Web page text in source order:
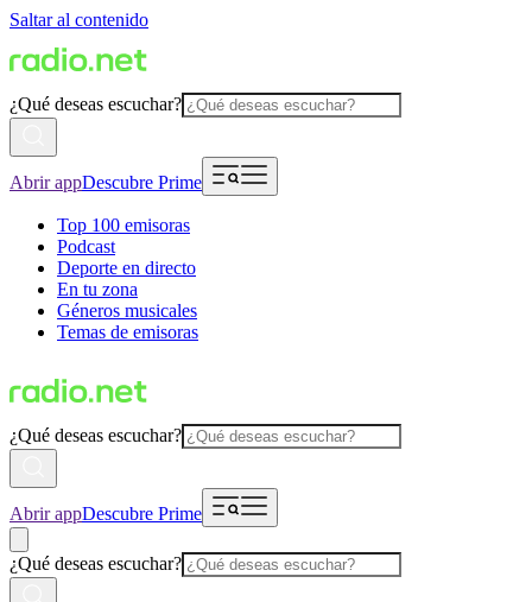
Saltar al contenido
¿Qué deseas escuchar?
Abrir appDescubre Prime
Top 100 emisoras
Podcast
Deporte en directo
En tu zona
Géneros musicales
Temas de emisoras
¿Qué deseas escuchar?
Abrir appDescubre Prime
¿Qué deseas escuchar?